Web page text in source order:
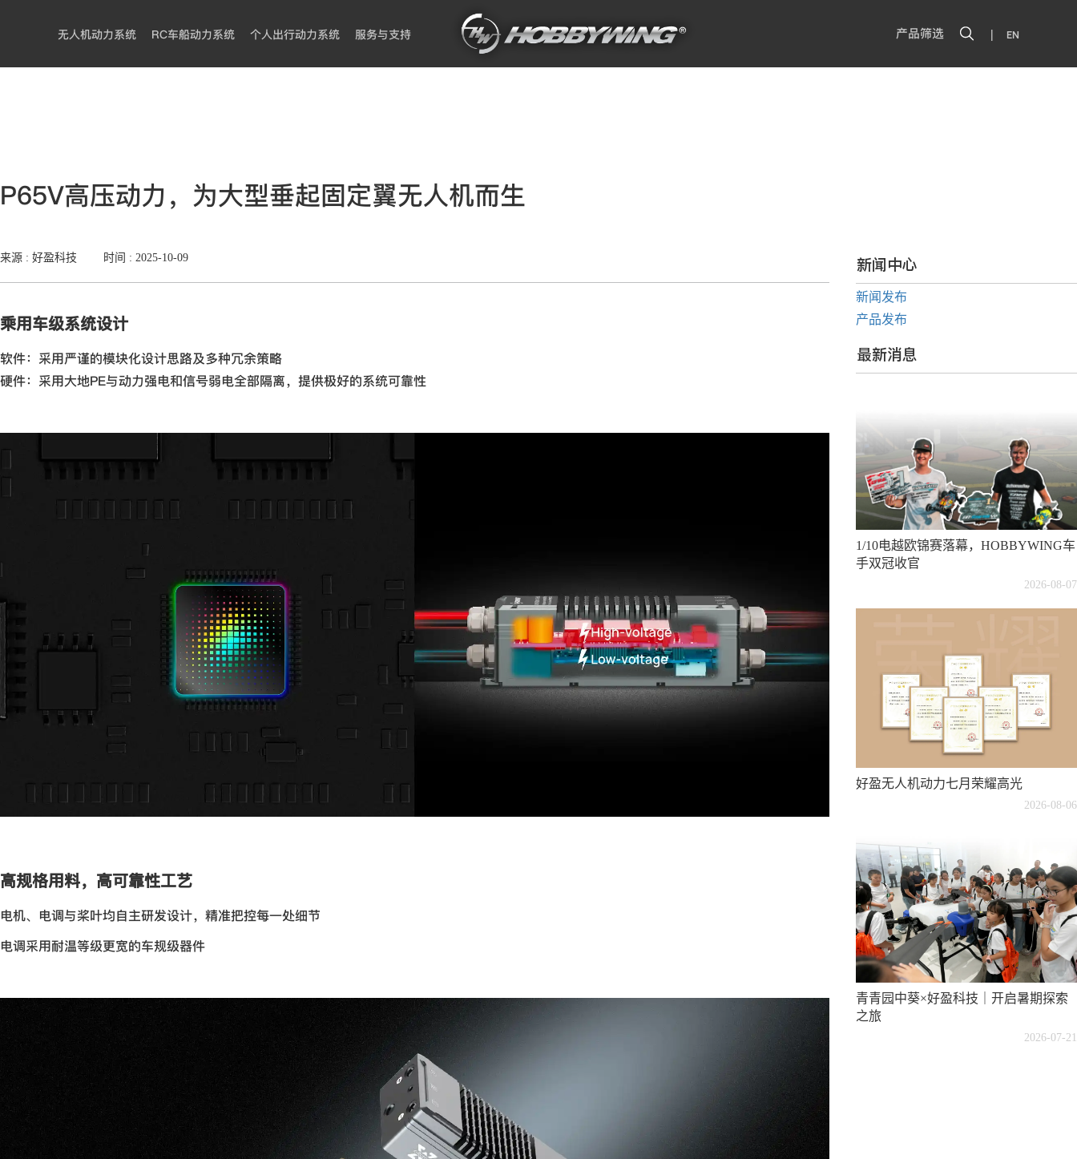
无人机动力系统 RC车船动力系统 个人出行动力系统 服务与支持 产品筛选 | EN
P65V高压动力，为大型垂起固定翼无人机而生
来源 : 好盈科技 时间 : 2025-10-09
乘用车级系统设计
软件：采用严谨的模块化设计思路及多种冗余策略
硬件：采用大地PE与动力强电和信号弱电全部隔离，提供极好的系统可靠性
高规格用料，高可靠性工艺
电机、电调与桨叶均自主研发设计，精准把控每一处细节
电调采用耐温等级更宽的车规级器件
新闻中心
新闻发布
产品发布
最新消息
1/10电越欧锦赛落幕，HOBBYWING车
手双冠收官
2026-08-07
好盈无人机动力七月荣耀高光
2026-08-06
青青园中葵×好盈科技｜开启暑期探索
之旅
2026-07-21